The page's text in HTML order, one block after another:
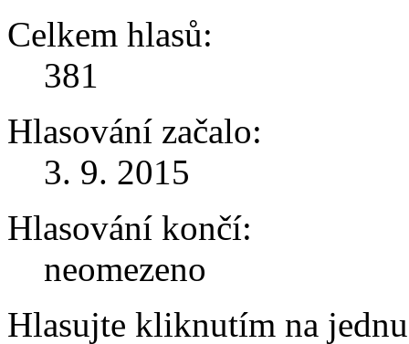
Celkem hlasů:
381
Hlasování začalo:
3. 9. 2015
Hlasování končí:
neomezeno
Hlasujte kliknutím na